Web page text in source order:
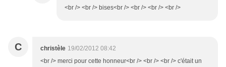
<br /> <br /> bises<br /> <br /> <br /> <br />
C christèle 19/02/2012 08:42
<br /> merci pour cette honneur<br /> <br /> <br /> c'était un